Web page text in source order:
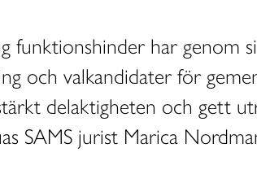
funktionshinder har genom
och valkandidater för
delaktigheten och gett
SAMS jurist Marica